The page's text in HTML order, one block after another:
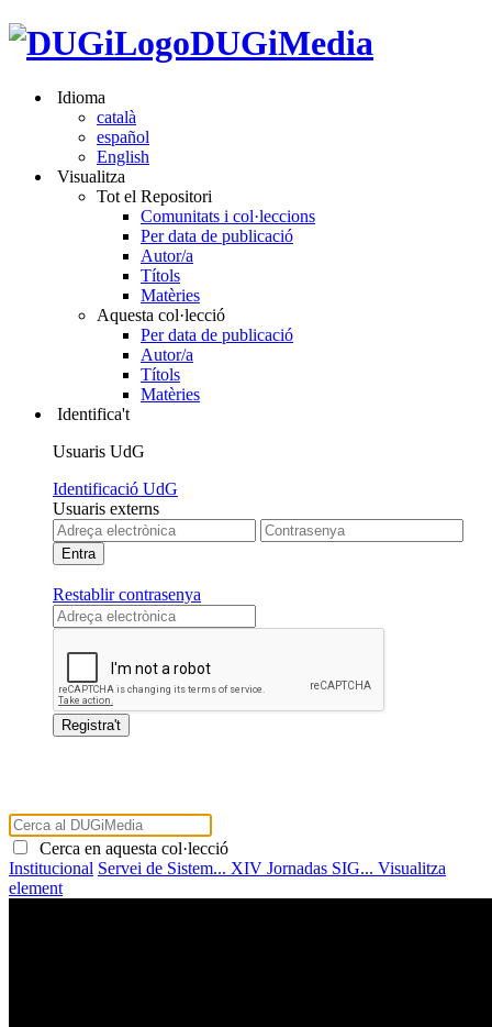
DUGiMedia
Idioma
català
español
English
Visualitza
Tot el Repositori
Comunitats i col·leccions
Per data de publicació
Autor/a
Títols
Matèries
Aquesta col·lecció
Per data de publicació
Autor/a
Títols
Matèries
Identifica't
Usuaris UdG
Identificació UdG
Usuaris externs
Restablir contrasenya
Cerca en aquesta col·lecció
Institucional Servei de Sistem... XIV Jornadas SIG... Visualitza
element